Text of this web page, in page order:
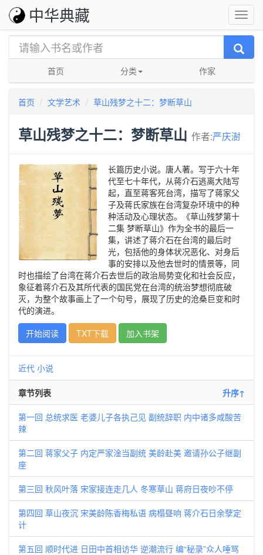
中华典藏
首页 分类 作家
首页 文学艺术 草山残梦之十二：梦断草山
草山残梦之十二：梦断草山 作者:严庆澍
长篇历史小说。唐人著。写于六十年
代至七十年代，从蒋介石逃离大陆写
起，直至蒋客死台湾，描写了蒋家父
子及蒋氏家族在台湾复杂环境中的种
种活动及心理状态。《草山残梦第十
二集 梦断草山》作为全书的最后一
集，讲述了蒋介石在台湾的最后时
光，包括他的身体状况恶化、对身后
事的安排以及他去世时的情景等，同
时也描绘了台湾在蒋介石去世后的政治局势变化和社会反应，
象征着蒋介石及其所代表的国民党在台湾的统治梦想彻底破
灭，为整个故事画上了一个句号，展现了历史的沧桑巨变和时
代的演进。
开始阅读
TXT下载 加入书架
近代 小说
章节列表 升序↑
第一回 总统求医 老婆儿子各执己见 副统辞职 内中诸多咸酸苦
辣
第二回 蒋家父子 内定严家淦当副统 美龄赴美 邀请孙公子继副
座
第三回 秋风叶落 宋家接连走几人 冬寒草山 蒋府日夜吵不停
第四回 草山夜沉 宋美龄陈香梅私语 病榻昼响 蒋介石日余孽定
计
第五回 顺时代进 日田中首相访华 逆潮流行 编“秘录”众人唾骂